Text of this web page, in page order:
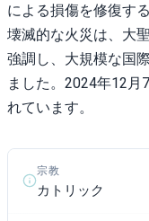
による損傷を修復す
壊滅的な火災は、大
強調し、大規模な国
ました。2024年12月
れています。
宗教
カトリック